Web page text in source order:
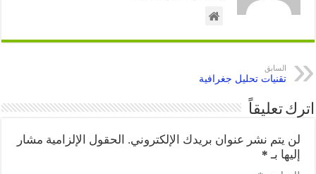
السابق
تقنيات تحليل جغرافية
اترك تعليقاً
لن يتم نشر عنوان بريدك الإلكتروني. الحقول الإلزامية مشار
إليها بـ *